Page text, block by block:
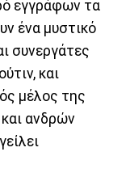
εγγράφων τα
ένα μυστικό
συνεργάτες
και
μέλος της
ανδρών